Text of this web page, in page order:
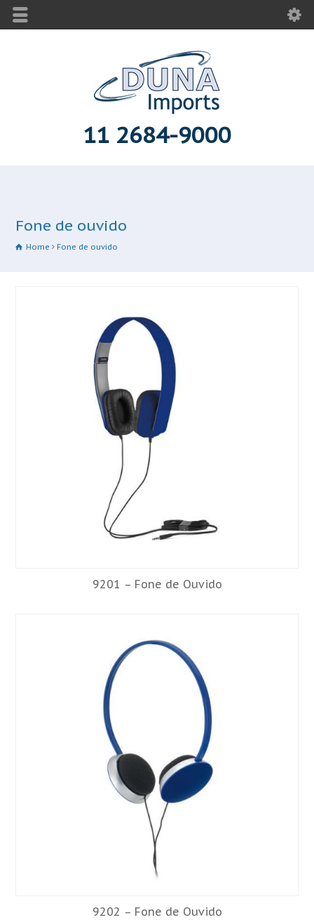
11 2684-9000
Fone de ouvido
Home Fone de ouvido
9201 – Fone de Ouvido
9202 – Fone de Ouvido